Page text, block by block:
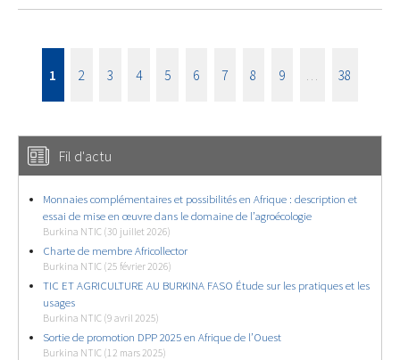
1 2 3 4 5 6 7 8 9 38
Fil d'actu
Monnaies complémentaires et possibilités en Afrique : description et
essai de mise en œuvre dans le domaine de l’agroécologie
Burkina NTIC (30 juillet 2026)
Charte de membre Africollector
Burkina NTIC (25 février 2026)
TIC ET AGRICULTURE AU BURKINA FASO Étude sur les pratiques et les
usages
Burkina NTIC (9 avril 2025)
Sortie de promotion DPP 2025 en Afrique de l’Ouest
Burkina NTIC (12 mars 2025)